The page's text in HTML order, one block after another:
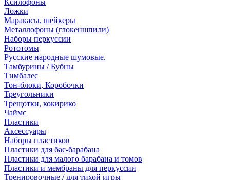
Ксилофоны
Ложки
Маракасы, шейкеры
Металлофоны (глокеншпили)
Наборы перкуссии
Рототомы
Русские народные шумовые.
Тамбурины / Бубны
Тимбалес
Тон-блоки, Коробочки
Треугольники
Трещотки, кокирико
Чаймс
Пластики
Аксессуары
Наборы пластиков
Пластики для бас-барабана
Пластики для малого барабана и томов
Пластики и мембраны для перкуссии
Тренировочные / для тихой игры